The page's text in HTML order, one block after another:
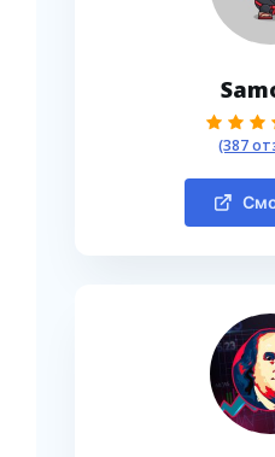
(387